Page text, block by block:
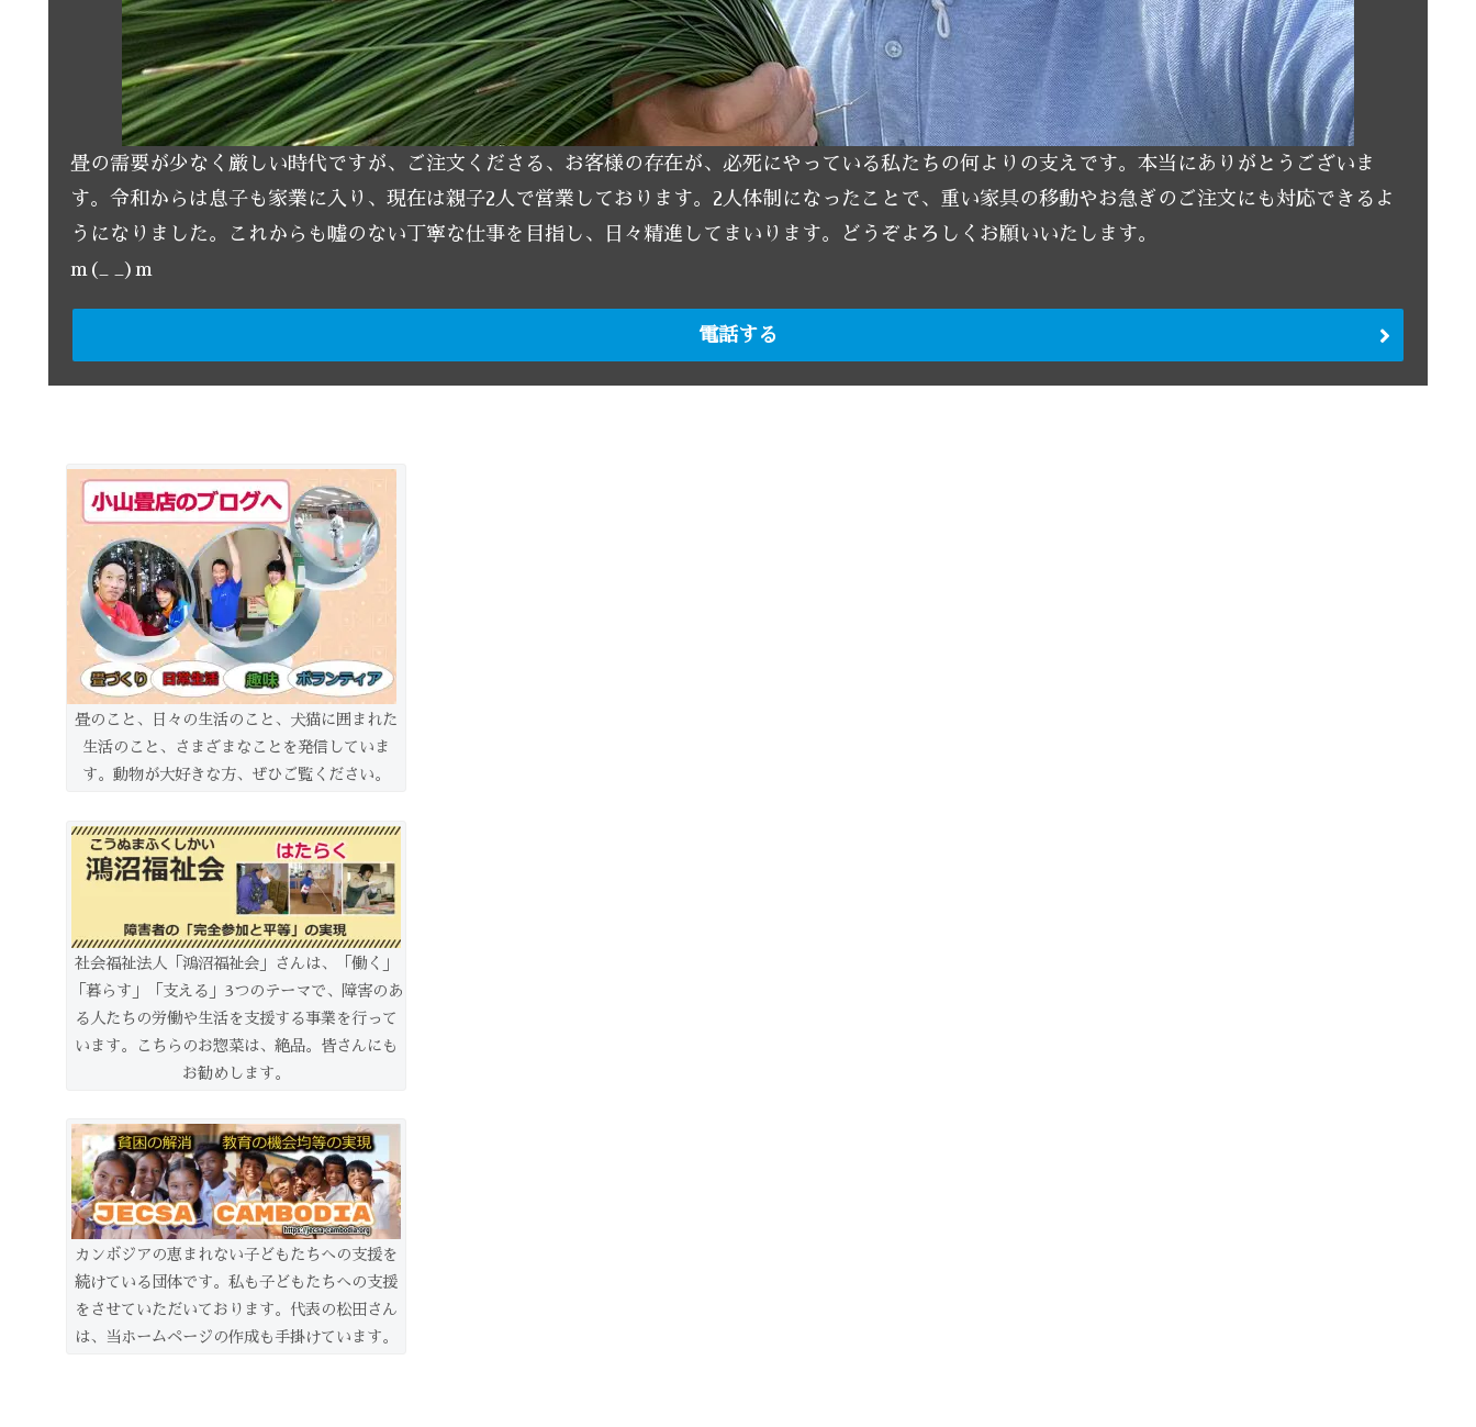
畳の需要が少なく厳しい時代ですが、ご注文くださる、お客様の存在が、必死にやっている私たちの何よりの支えです。本当にありがとうございま
す。令和からは息子も家業に入り、現在は親子2人で営業しております。2人体制になったことで、重い家具の移動やお急ぎのご注文にも対応できるよ
うになりました。これからも嘘のない丁寧な仕事を目指し、日々精進してまいります。どうぞよろしくお願いいたします。
m(_ _)m
電話する
畳のこと、日々の生活のこと、犬猫に囲まれた
生活のこと、さまざまなことを発信していま
す。動物が大好きな方、ぜひご覧ください。
社会福祉法人「鴻沼福祉会」さんは、「働く」
「暮らす」「支える」3つのテーマで、障害のあ
る人たちの労働や生活を支援する事業を行って
います。こちらのお惣菜は、絶品。皆さんにも
お勧めします。
カンボジアの恵まれない子どもたちへの支援を
続けている団体です。私も子どもたちへの支援
をさせていただいております。代表の松田さん
は、当ホームページの作成も手掛けています。